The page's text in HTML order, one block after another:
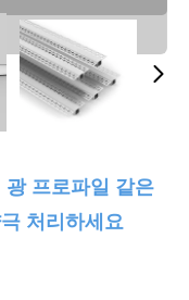
프로파일 같은
처리하세요